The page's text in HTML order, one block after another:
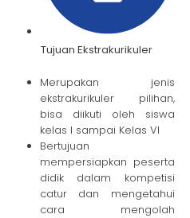
Tujuan Ekstrakurikuler
Merupakan jenis
ekstrakurikuler pilihan,
bisa diikuti oleh siswa
kelas I sampai Kelas VI
Bertujuan
mempersiapkan peserta
didik dalam kompetisi
catur dan mengetahui
cara mengolah